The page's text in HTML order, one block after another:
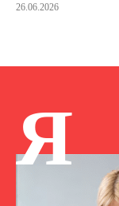
26.06.2026
Я